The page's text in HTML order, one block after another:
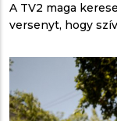
A TV2 maga
versenyt, hogy